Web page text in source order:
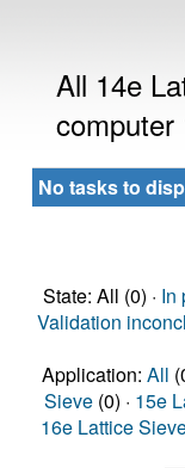
All 14e
computer
No tasks to
State: All (0) · In
Validation
Application: All
Sieve (0) · 15e
16e Lattice